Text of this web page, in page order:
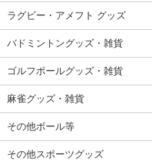
ラグビー・アメフト グッズ
バドミントングッズ・雑貨
ゴルフボールグッズ・雑貨
麻雀グッズ・雑貨
その他ボール等
その他スポーツグッズ